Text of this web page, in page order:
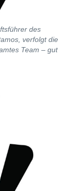
des
verfolgt die
Team – gut